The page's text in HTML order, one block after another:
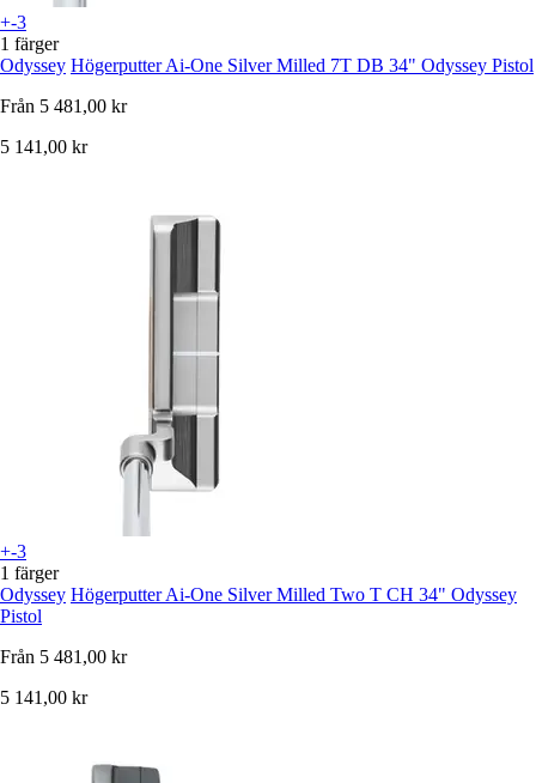
+-3
1 färger
Odyssey Högerputter Ai-One Silver Milled 7T DB 34" Odyssey Pistol
Från 5 481,00 kr
5 141,00 kr
+-3
1 färger
Odyssey Högerputter Ai-One Silver Milled Two T CH 34" Odyssey
Pistol
Från 5 481,00 kr
5 141,00 kr